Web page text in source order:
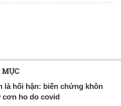
MỤC
là hối hận: biến chứng khôn
ho do covid